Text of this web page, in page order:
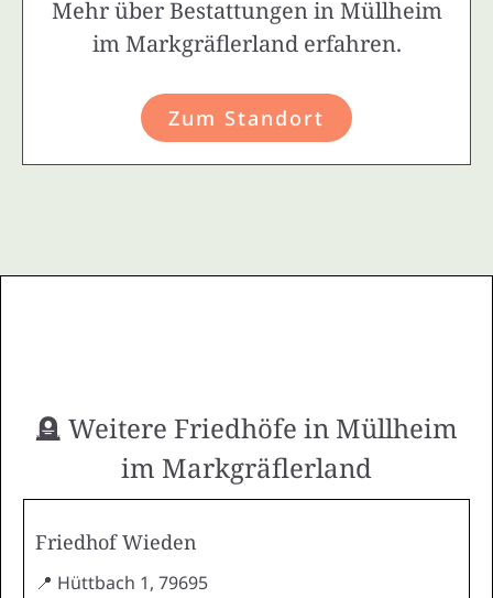
Mehr über Bestattungen in Müllheim
im Markgräflerland erfahren.
Zum Standort
🪦 Weitere Friedhöfe in Müllheim
im Markgräflerland
Friedhof Wieden
📍 Hüttbach 1, 79695